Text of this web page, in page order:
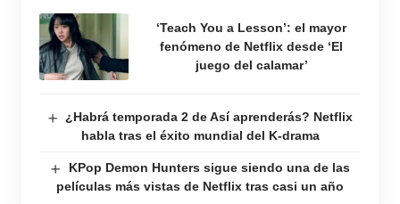
‘Teach You a Lesson’: el mayor
fenómeno de Netflix desde ‘El
juego del calamar’
¿Habrá temporada 2 de Así aprenderás? Netflix
habla tras el éxito mundial del K-drama
KPop Demon Hunters sigue siendo una de las
películas más vistas de Netflix tras casi un año